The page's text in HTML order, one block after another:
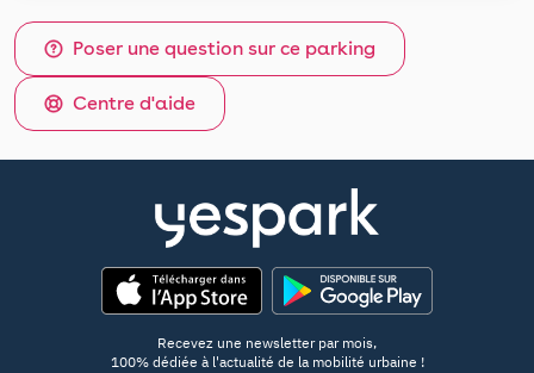
Poser une question sur ce parking
Centre d'aide
Recevez une newsletter par mois,
100% dédiée à l'actualité de la mobilité urbaine !